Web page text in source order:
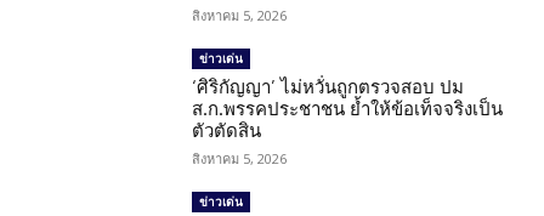
สิงหาคม 5, 2026
ข่าวเด่น
‘ศิริกัญญา’ ไม่หวั่นถูกตรวจสอบ ปม
ส.ก.พรรคประชาชน ย้ำให้ข้อเท็จจริงเป็น
ตัวตัดสิน
สิงหาคม 5, 2026
ข่าวเด่น